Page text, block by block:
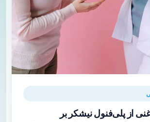
از پلی‌فنول نیشکر بر